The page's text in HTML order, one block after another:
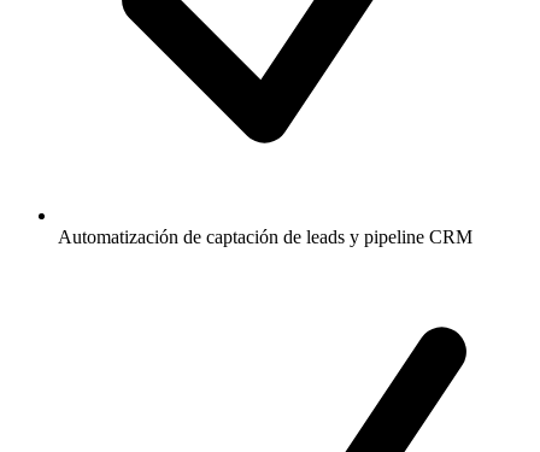
Automatización de captación de leads y pipeline CRM